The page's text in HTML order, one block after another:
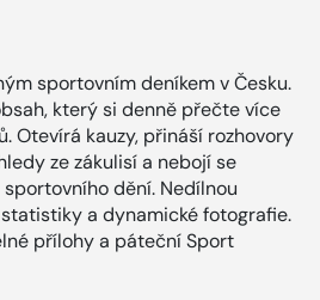
sportovním deníkem v Česku.
který si denně přečte více
Otevírá kauzy, přináší rozhovory
ze zákulisí a nebojí se
dění. Nedílnou
a dynamické fotografie.
přílohy a páteční Sport